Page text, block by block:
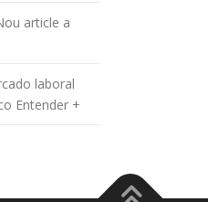
article a
laboral
Entender +